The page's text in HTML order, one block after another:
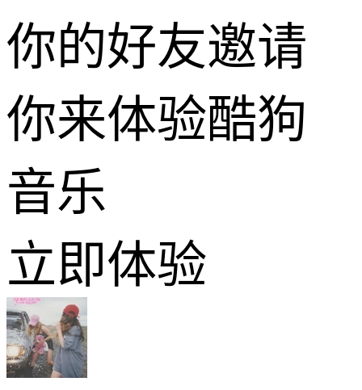
你的好友邀请
你来体验酷狗
音乐
立即体验